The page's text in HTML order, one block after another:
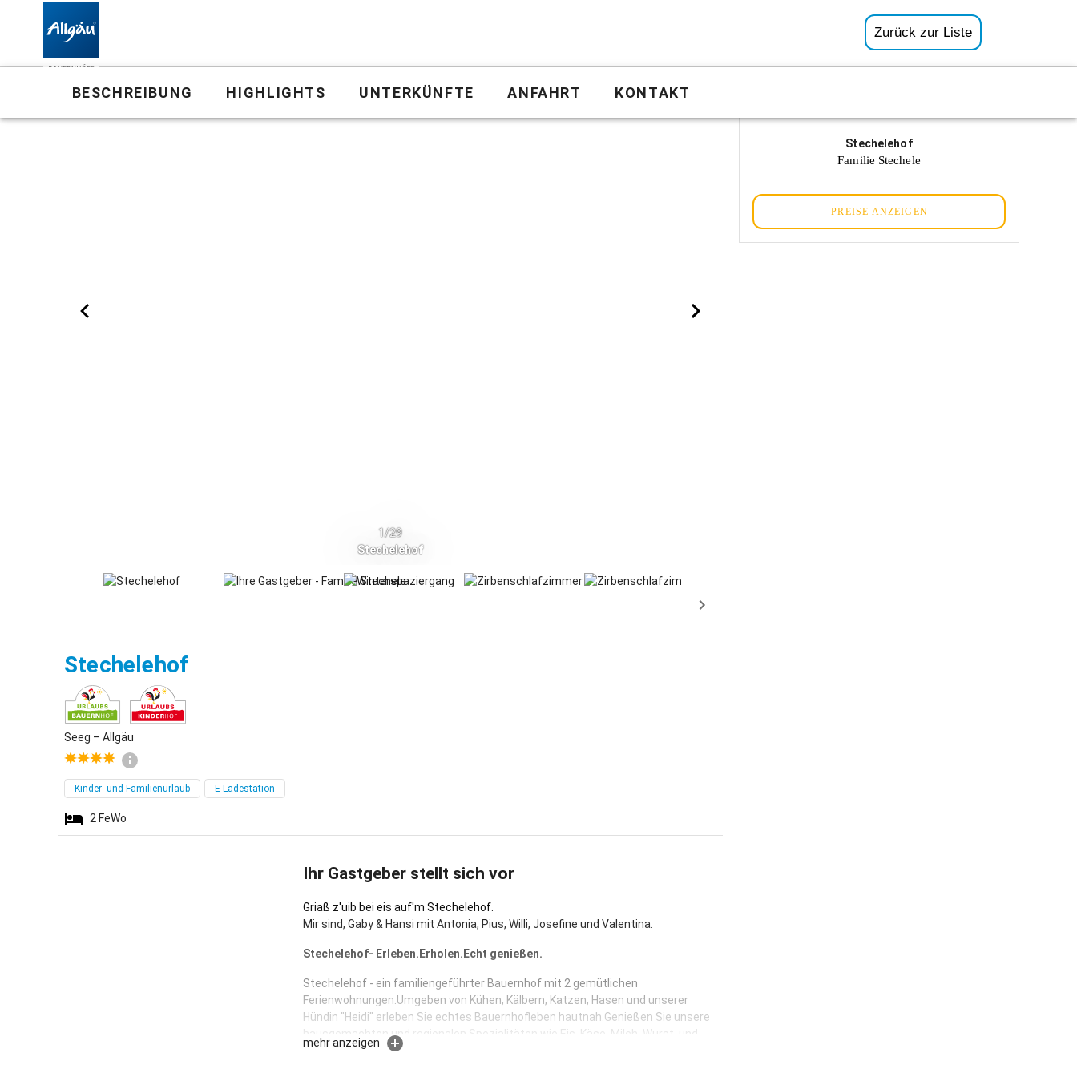
Zurück zur Liste
BESCHREIBUNG HIGHLIGHTS UNTERKÜNFTE ANFAHRT KONTAKT
Stechelehof
Familie Stechele
PREISE ANZEIGEN
1/29
Stechelehof
StechelehofSeeg
Seeg – Allgäu
Kinder- und Familienurlaub E-Ladestation
2 FeWo
Ihr Gastgeber stellt sich vor
Griaß z'uib bei eis auf'm Stechelehof.
Mir sind, Gaby & Hansi mit Antonia, Pius, Willi, Josefine und Valentina.
Stechelehof- Erleben.Erholen.Echt genießen.
Stechelehof - ein familiengeführter Bauernhof mit 2 gemütlichen
Ferienwohnungen.Umgeben von Kühen, Kälbern, Katzen, Hasen und unserer
Hündin "Heidi" erleben Sie echtes Bauernhofleben hautnah.Genießen Sie unsere
hausgemachten und regionalen Spezialitäten wie Eis, Käse, Milch, Wurst, und
viiieeel mehr - direkt vom Hof.
mehr anzeigen